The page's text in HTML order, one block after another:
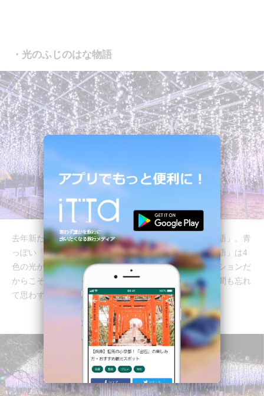
・光のふじのはな物語
去年新たにできたイルミネーション「光のふじのはな物語」。青
っぽい「奇蹟の大藤」とは対照的に「光のふじのはな物語」は4
色の光が音楽と共に移り変わっていきます。イルミネーションだ
からこそ表現できる美しい色の移り変わりに、寒さも時間も忘れ
て思わず見惚れてしまいました。